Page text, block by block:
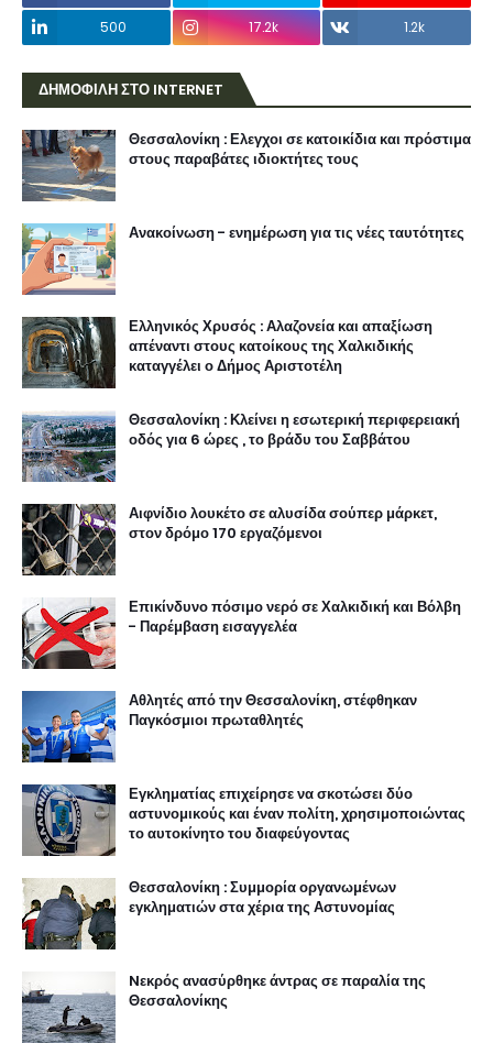
500
17.2k 1.2k
ΔΗΜΟΦΙΛΗ ΣΤΟ INTERNET
Θεσσαλονίκη : Ελεγχοι σε κατοικίδια και πρόστιμα
στους παραβάτες ιδιοκτήτες τους
Ανακοίνωση - ενημέρωση για τις νέες ταυτότητες
Ελληνικός Χρυσός : Αλαζονεία και απαξίωση
απέναντι στους κατοίκους της Χαλκιδικής
καταγγέλει ο Δήμος Αριστοτέλη
Θεσσαλονίκη : Κλείνει η εσωτερική περιφερειακή
οδός για 6 ώρες , το βράδυ του Σαββάτου
Αιφνίδιο λουκέτο σε αλυσίδα σούπερ μάρκετ,
στον δρόμο 170 εργαζόμενοι
Επικίνδυνο πόσιμο νερό σε Χαλκιδική και Βόλβη
- Παρέμβαση εισαγγελέα
Αθλητές από την Θεσσαλονίκη, στέφθηκαν
Παγκόσμιοι πρωταθλητές
Εγκληματίας επιχείρησε να σκοτώσει δύο
αστυνομικούς και έναν πολίτη, χρησιμοποιώντας
το αυτοκίνητο του διαφεύγοντας
Θεσσαλονίκη : Συμμορία οργανωμένων
εγκληματιών στα χέρια της Αστυνομίας
Nεκρός ανασύρθηκε άντρας σε παραλία της
Θεσσαλονίκης